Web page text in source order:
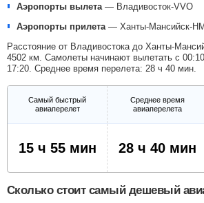
Аэропорты вылета — Владивосток-VVO
Аэропорты прилета — Ханты-Мансийск-
Расстояние от Владивостока до Ханты-
4502 км. Самолеты начинают вылетать с
17:20. Среднее время перелета: 28 ч 40 мин.
Самый быстрый
авиаперелет
Среднее время
авиаперелета
15 ч 55 мин 28 ч 40 мин
Сколько стоит самый дешевый